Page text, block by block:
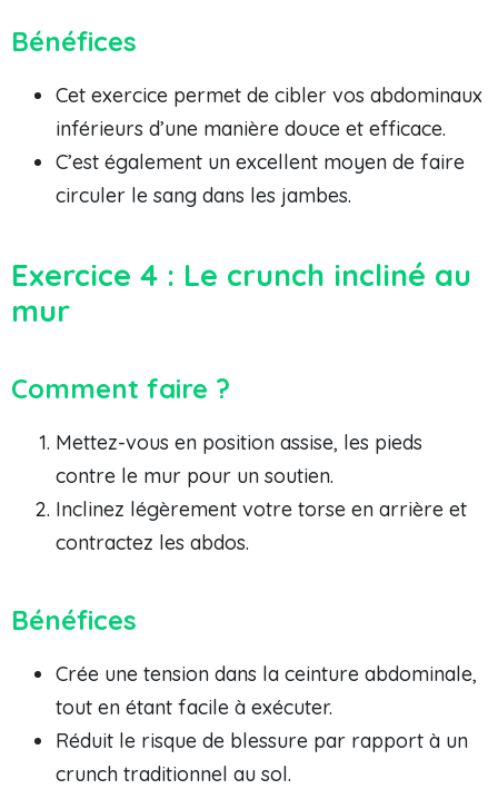
Bénéfices
Cet exercice permet de cibler vos abdominaux
inférieurs d’une manière douce et efficace.
C’est également un excellent moyen de faire
circuler le sang dans les jambes.
Exercice 4 : Le crunch incliné au
mur
Comment faire ?
Mettez-vous en position assise, les pieds
contre le mur pour un soutien.
Inclinez légèrement votre torse en arrière et
contractez les abdos.
Bénéfices
Crée une tension dans la ceinture abdominale,
tout en étant facile à exécuter.
Réduit le risque de blessure par rapport à un
crunch traditionnel au sol.